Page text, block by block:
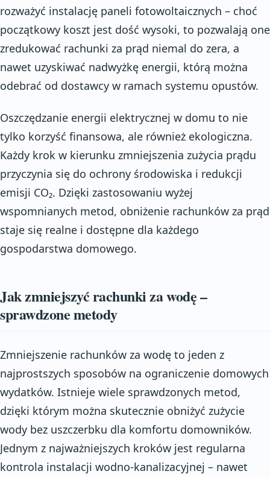
rozważyć instalację paneli fotowoltaicznych – choć
początkowy koszt jest dość wysoki, to pozwalają one
zredukować rachunki za prąd niemal do zera, a
nawet uzyskiwać nadwyżkę energii, którą można
odebrać od dostawcy w ramach systemu opustów.
Oszczędzanie energii elektrycznej w domu to nie
tylko korzyść finansowa, ale również ekologiczna.
Każdy krok w kierunku zmniejszenia zużycia prądu
przyczynia się do ochrony środowiska i redukcji
emisji CO₂. Dzięki zastosowaniu wyżej
wspomnianych metod, obniżenie rachunków za prąd
staje się realne i dostępne dla każdego
gospodarstwa domowego.
Jak zmniejszyć rachunki za wodę –
sprawdzone metody
Zmniejszenie rachunków za wodę to jeden z
najprostszych sposobów na ograniczenie domowych
wydatków. Istnieje wiele sprawdzonych metod,
dzięki którym można skutecznie obniżyć zużycie
wody bez uszczerbku dla komfortu domowników.
Jednym z najważniejszych kroków jest regularna
kontrola instalacji wodno-kanalizacyjnej – nawet